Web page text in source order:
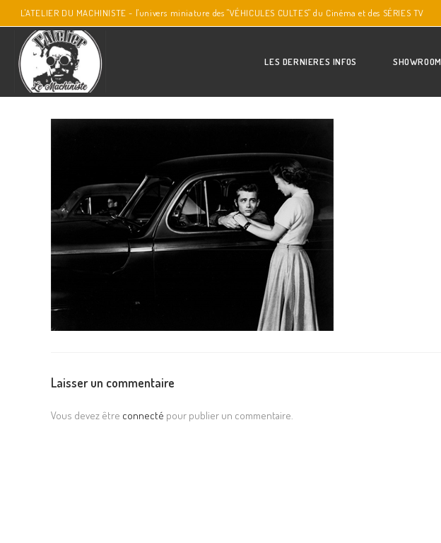
L'ATELIER DU MACHINISTE - l'univers miniature des "VÉHICULES CULTES" du Cinéma et des SÉRIES TV
LES DERNIERES INFOS SHOWROOM
Laisser un commentaire
Vous devez être connecté pour publier un commentaire.